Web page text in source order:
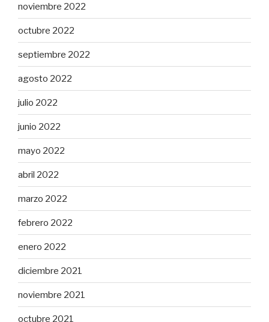
noviembre 2022
octubre 2022
septiembre 2022
agosto 2022
julio 2022
junio 2022
mayo 2022
abril 2022
marzo 2022
febrero 2022
enero 2022
diciembre 2021
noviembre 2021
octubre 2021